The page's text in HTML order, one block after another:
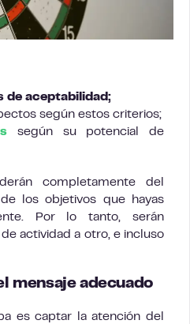
de aceptabilidad;
según estos criterios;
según su potencial de
completamente del
los objetivos que hayas
Por lo tanto, serán
actividad a otro, e incluso
mensaje adecuado
es captar la atención del